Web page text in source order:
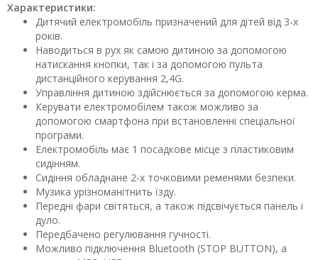
Характеристики:
Дитячий електромобіль призначений для дітей від 3-х
років.
Наводиться в рух як самою дитиною за допомогою
натискання кнопки, так і за допомогою пульта
дистанційного керування 2,4G.
Управління дитиною здійснюється за допомогою керма.
Керувати електромобілем також можливо за
допомогою смартфона при встановленні спеціальної
програми.
Електромобіль має 1 посадкове місце з пластиковим
сидінням.
Сидіння обладнане 2-х точковими ременями безпеки.
Музика урізноманітнить їзду.
Передні фари світяться, а також підсвічується панель і
дуло.
Передбачено регулювання гучності.
Можливо підключення Bluetooth (STOP BUTTON), а